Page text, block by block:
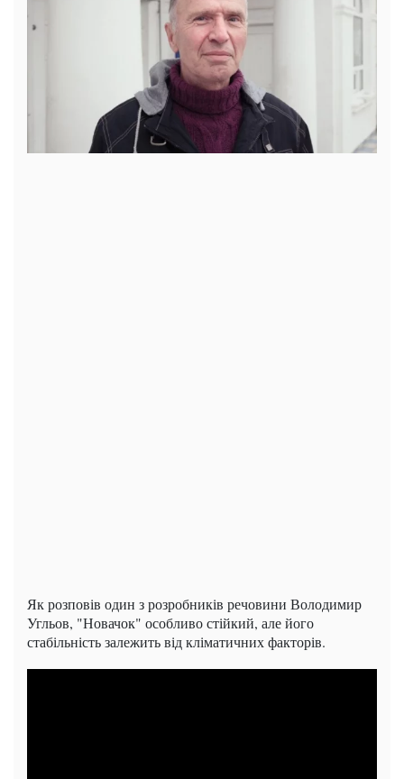
Як розповів один з розробників речовини Володимир
Угльов, "Новачок" особливо стійкий, але його
стабільність залежить від кліматичних факторів.